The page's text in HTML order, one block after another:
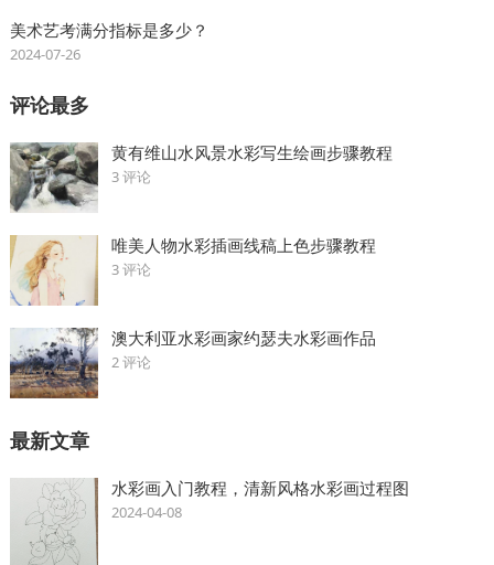
美术艺考满分指标是多少？
2024-07-26
评论最多
黄有维山水风景水彩写生绘画步骤教程
3 评论
唯美人物水彩插画线稿上色步骤教程
3 评论
澳大利亚水彩画家约瑟夫水彩画作品
2 评论
最新文章
水彩画入门教程，清新风格水彩画过程图
2024-04-08